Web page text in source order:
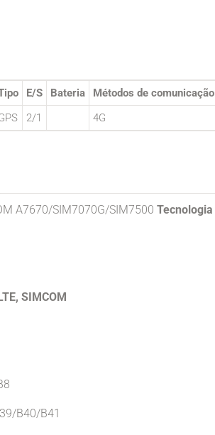
E/S Bateria
Métodos de comunicação
2/1 4G
A7670/SIM7070G/SIM7500 Tecnologia
SIMCOM
B40/B41